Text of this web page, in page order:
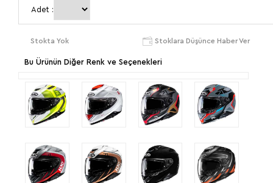
Adet :
Stokta Yok Stoklara Düşünce Haber Ver
Bu Ürünün Diğer Renk ve Seçenekleri